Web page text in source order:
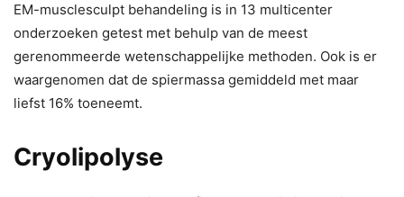
EM-musclesculpt behandeling is in 13 multicenter
onderzoeken getest met behulp van de meest
gerenommeerde wetenschappelijke methoden. Ook is er
waargenomen dat de spiermassa gemiddeld met maar
liefst 16% toeneemt.
Cryolipolyse